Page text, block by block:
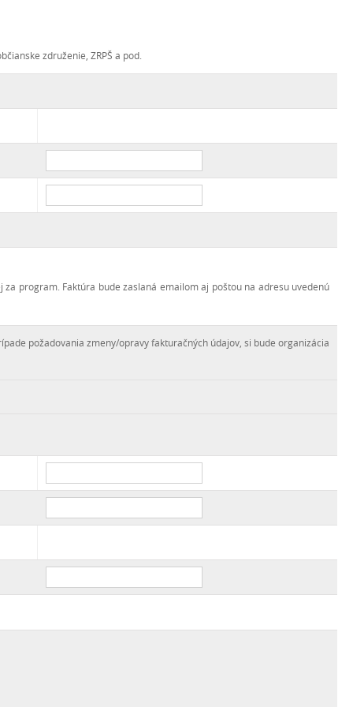
združenie, ZRPŠ a pod.
program. Faktúra bude zaslaná emailom aj poštou na adresu uvedenú
požadovania zmeny/opravy fakturačných údajov, si bude organizácia